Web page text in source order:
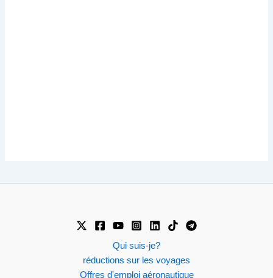
Qui suis-je?
réductions sur les voyages
Offres d'emploi aéronautique